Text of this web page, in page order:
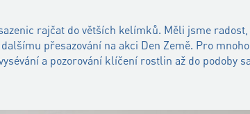
rajčat do větších kelímků. Měli jsme radost,
přesazování na akci Den Země. Pro
a pozorování klíčení rostlin až do podoby